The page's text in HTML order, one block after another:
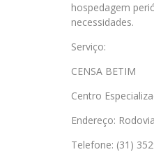
hospedagem
necessidades.
Serviço:
CENSA BETIM
Centro
Endereço:
Telefone: (31)